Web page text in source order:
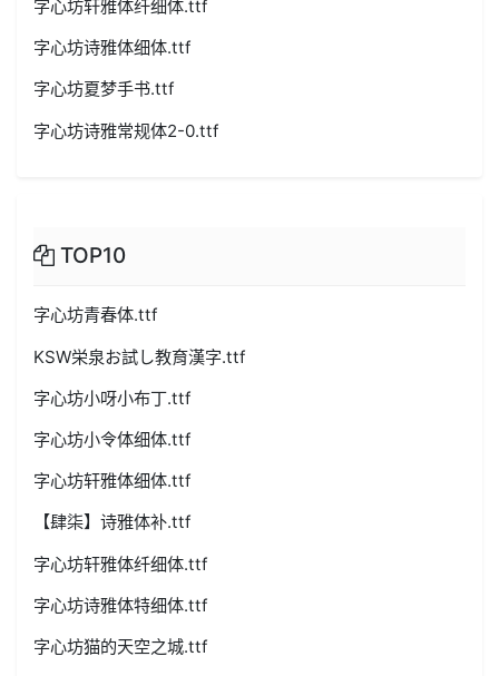
字心坊轩雅体纤细体.ttf
字心坊诗雅体细体.ttf
字心坊夏梦手书.ttf
字心坊诗雅常规体2-0.ttf
TOP10
字心坊青春体.ttf
KSW栄泉お試し教育漢字.ttf
字心坊小呀小布丁.ttf
字心坊小令体细体.ttf
字心坊轩雅体细体.ttf
【肆柒】诗雅体补.ttf
字心坊轩雅体纤细体.ttf
字心坊诗雅体特细体.ttf
字心坊猫的天空之城.ttf